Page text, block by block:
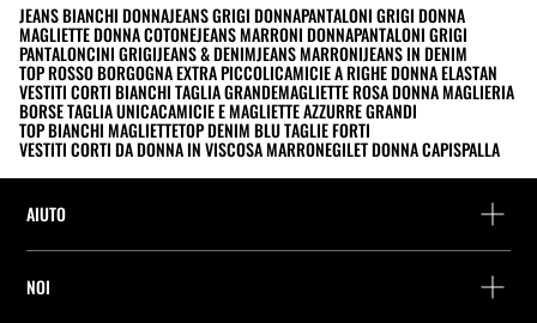
JEANS BIANCHI DONNAJEANS GRIGI DONNAPANTALONI GRIGI DONNA
MAGLIETTE DONNA COTONEJEANS MARRONI DONNAPANTALONI GRIGI
PANTALONCINI GRIGIJEANS & DENIMJEANS MARRONIJEANS IN DENIM
TOP ROSSO BORGOGNA EXTRA PICCOLICAMICIE A RIGHE DONNA ELASTAN
VESTITI CORTI BIANCHI TAGLIA GRANDEMAGLIETTE ROSA DONNA MAGLIERIA
BORSE TAGLIA UNICACAMICIE E MAGLIETTE AZZURRE GRANDI
TOP BIANCHI MAGLIETTETOP DENIM BLU TAGLIE FORTI
VESTITI CORTI DA DONNA IN VISCOSA MARRONEGILET DONNA CAPISPALLA
AIUTO
Rintraccia il tuo ordine
NOI